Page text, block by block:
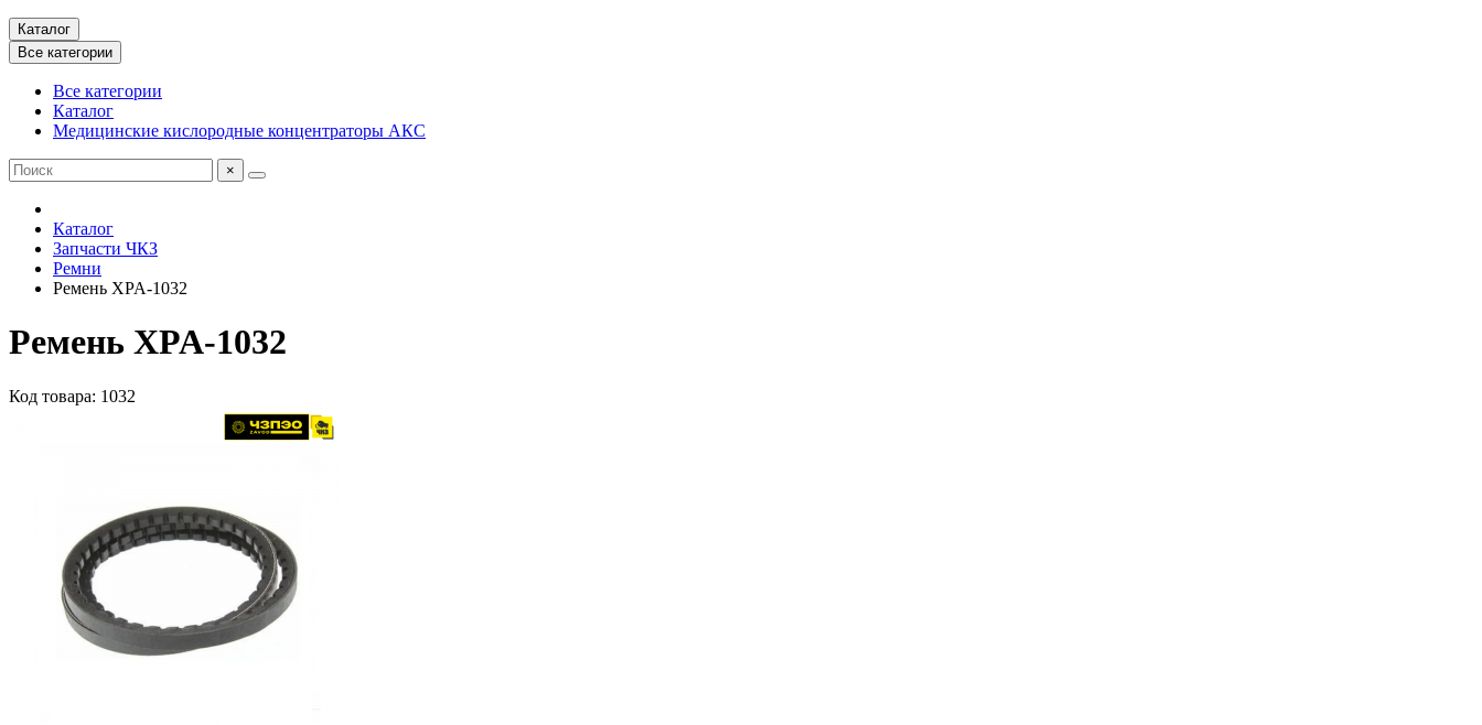
Каталог
Все категории
Все категории
Каталог
Медицинские кислородные концентраторы АКС
×
Каталог
Запчасти ЧКЗ
Ремни
Ремень XPA-1032
Ремень XPA-1032
Код товара: 1032